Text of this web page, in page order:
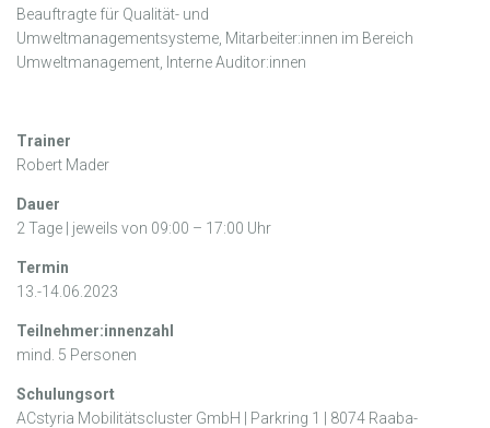
Beauftragte für Qualität- und
Umweltmanagementsysteme, Mitarbeiter:innen im Bereich
Umweltmanagement, Interne Auditor:innen
Trainer
Robert Mader
Dauer
2 Tage | jeweils von 09:00 – 17:00 Uhr
Termin
13.-14.06.2023
Teilnehmer:innenzahl
mind. 5 Personen
Schulungsort
ACstyria Mobilitätscluster GmbH | Parkring 1 | 8074 Raaba-